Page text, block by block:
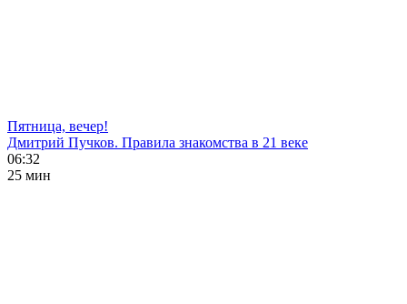
Пятница, вечер!
Дмитрий Пучков. Правила знакомства в 21 веке
06:32
25 мин